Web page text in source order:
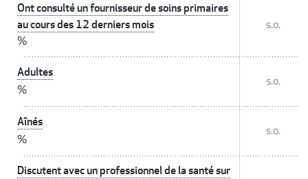
Ont consulté un fournisseur de soins primaires
au cours des 12 derniers mois
%
s.o.
Adultes
%
s.o.
Aînés
%
s.o.
Discutent avec un professionnel de la santé sur